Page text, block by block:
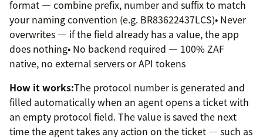
format — combine prefix, number and suffix to match
your naming convention (e.g. BR83622437LCS)• Never
overwrites — if the field already has a value, the app
does nothing• No backend required — 100% ZAF
native, no external servers or API tokens
How it works:The protocol number is generated and
filled automatically when an agent opens a ticket with
an empty protocol field. The value is saved the next
time the agent takes any action on the ticket — such as